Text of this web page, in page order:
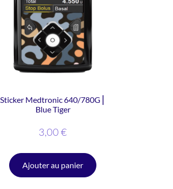
Sticker Medtronic 640/780G ⎜
Blue Tiger
3,00 €
Ajouter au panier